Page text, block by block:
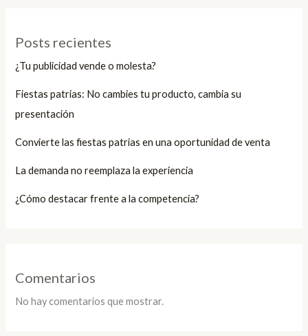
Posts recientes
¿Tu publicidad vende o molesta?
Fiestas patrias: No cambies tu producto, cambia su
presentación
Convierte las fiestas patrias en una oportunidad de venta
La demanda no reemplaza la experiencia
¿Cómo destacar frente a la competencia?
Comentarios
No hay comentarios que mostrar.